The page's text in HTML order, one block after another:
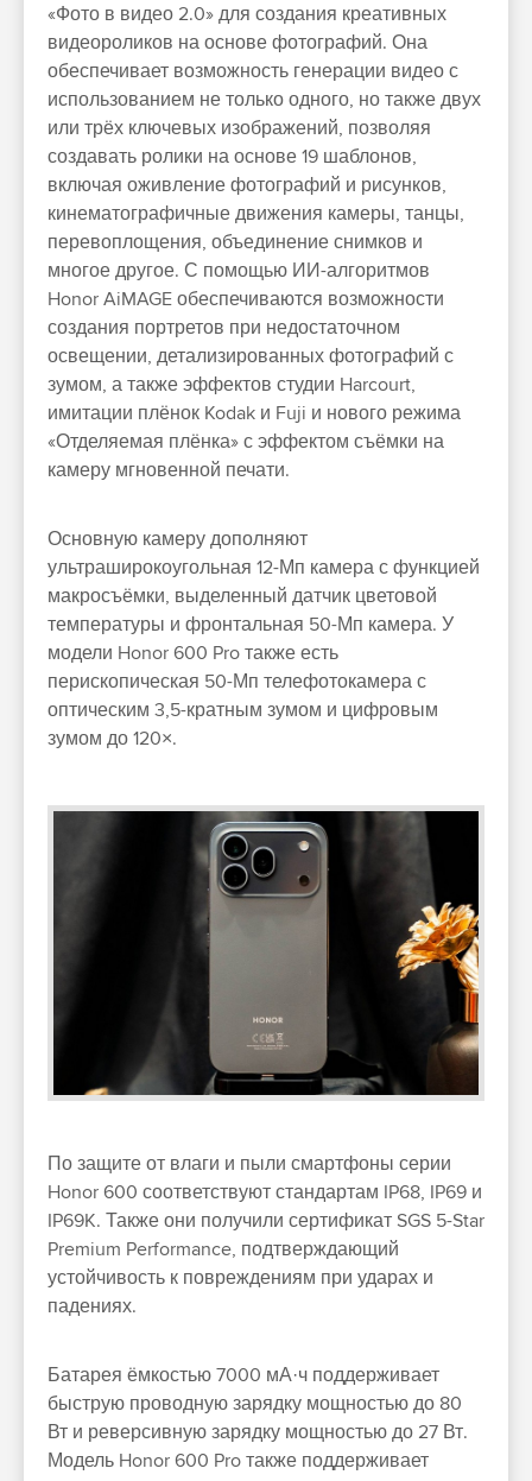
«Фото в видео 2.0» для создания креативных
видеороликов на основе фотографий. Она
обеспечивает возможность генерации видео с
использованием не только одного, но также двух
или трёх ключевых изображений, позволяя
создавать ролики на основе 19 шаблонов,
включая оживление фотографий и рисунков,
кинематографичные движения камеры, танцы,
перевоплощения, объединение снимков и
многое другое. С помощью ИИ-алгоритмов
Honor AiMAGE обеспечиваются возможности
создания портретов при недостаточном
освещении, детализированных фотографий с
зумом, а также эффектов студии Harcourt,
имитации плёнок Kodak и Fuji и нового режима
«Отделяемая плёнка» с эффектом съёмки на
камеру мгновенной печати.
Основную камеру дополняют
ультраширокоугольная 12-Мп камера с функцией
макросъёмки, выделенный датчик цветовой
температуры и фронтальная 50-Мп камера. У
модели Honor 600 Pro также есть
перископическая 50-Мп телефотокамера с
оптическим 3,5-кратным зумом и цифровым
зумом до 120×.
По защите от влаги и пыли смартфоны серии
Honor 600 соответствуют стандартам IP68, IP69 и
IP69K. Также они получили сертификат SGS 5-Star
Premium Performance, подтверждающий
устойчивость к повреждениям при ударах и
падениях.
Батарея ёмкостью 7000 мА·ч поддерживает
быструю проводную зарядку мощностью до 80
Вт и реверсивную зарядку мощностью до 27 Вт.
Модель Honor 600 Pro также поддерживает